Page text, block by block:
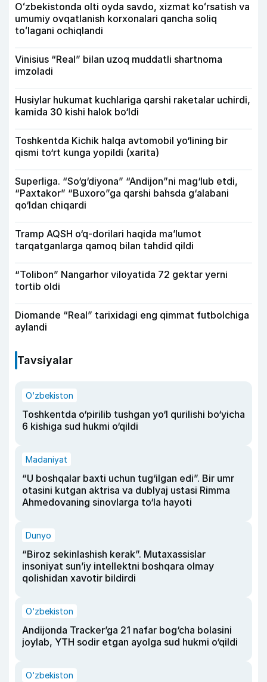
Oʻzbekistonda olti oyda savdo, xizmat koʻrsatish va
umumiy ovqatlanish korxonalari qancha soliq
toʻlagani ochiqlandi
Vinisius “Real” bilan uzoq muddatli shartnoma
imzoladi
Husiylar hukumat kuchlariga qarshi raketalar uchirdi,
kamida 30 kishi halok bo‘ldi
Toshkentda Kichik halqa avtomobil yo‘lining bir
qismi to‘rt kunga yopildi (xarita)
Superliga. “So‘g‘diyona” “Andijon”ni mag‘lub etdi,
“Paxtakor” “Buxoro”ga qarshi bahsda g‘alabani
qo‘ldan chiqardi
Tramp AQSH o‘q-dorilari haqida ma’lumot
tarqatganlarga qamoq bilan tahdid qildi
“Tolibon” Nangarhor viloyatida 72 gektar yerni
tortib oldi
Diomande “Real” tarixidagi eng qimmat futbolchiga
aylandi
Tavsiyalar
O‘zbekiston
Toshkentda o‘pirilib tushgan yo‘l qurilishi bo‘yicha
6 kishiga sud hukmi o‘qildi
Madaniyat
“U boshqalar baxti uchun tug‘ilgan edi”. Bir umr
otasini kutgan aktrisa va dublyaj ustasi Rimma
Ahmedovaning sinovlarga to‘la hayoti
Dunyo
“Biroz sekinlashish kerak”. Mutaxassislar
insoniyat sun’iy intellektni boshqara olmay
qolishidan xavotir bildirdi
O‘zbekiston
Andijonda Tracker’ga 21 nafar bog‘cha bolasini
joylab, YTH sodir etgan ayolga sud hukmi o‘qildi
O‘zbekiston